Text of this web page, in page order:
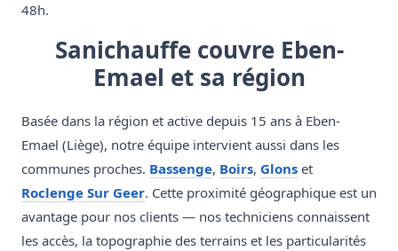
48h.
Sanichauffe couvre Eben-
Emael et sa région
Basée dans la région et active depuis 15 ans à Eben-
Emael (Liège), notre équipe intervient aussi dans les
communes proches. Bassenge, Boirs, Glons et
Roclenge Sur Geer. Cette proximité géographique est un
avantage pour nos clients — nos techniciens connaissent
les accès, la topographie des terrains et les particularités